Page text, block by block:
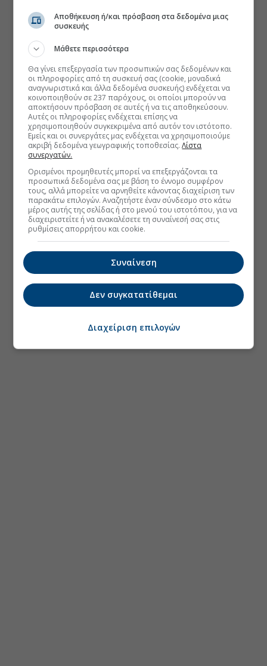
Αποθήκευση ή/και πρόσβαση στα δεδομένα μιας
συσκευής
Μάθετε περισσότερα
Θα γίνει επεξεργασία των προσωπικών σας δεδομένων και
οι πληροφορίες από τη συσκευή σας (cookie, μοναδικά
αναγνωριστικά και άλλα δεδομένα συσκευής) ενδέχεται να
κοινοποιηθούν σε 237 παρόχους, οι οποίοι μπορούν να
αποκτήσουν πρόσβαση σε αυτές ή να τις αποθηκεύσουν.
Αυτές οι πληροφορίες ενδέχεται επίσης να
χρησιμοποιηθούν συγκεκριμένα από αυτόν τον ιστότοπο.
Εμείς και οι συνεργάτες μας ενδέχεται να χρησιμοποιούμε
ακριβή δεδομένα γεωγραφικής τοποθεσίας.Λίστα
συνεργατών.
Ορισμένοι προμηθευτές μπορεί να επεξεργάζονται τα
προσωπικά δεδομένα σας με βάση το έννομο συμφέρον
τους, αλλά μπορείτε να αρνηθείτε κάνοντας διαχείριση των
παρακάτω επιλογών. Αναζητήστε έναν σύνδεσμο στο κάτω
μέρος αυτής της σελίδας ή στο μενού του ιστοτόπου, για να
διαχειριστείτε ή να ανακαλέσετε τη συναίνεσή σας στις
ρυθμίσεις απορρήτου και cookie.
Συναίνεση
Δεν συγκατατίθεμαι
Διαχείριση επιλογών